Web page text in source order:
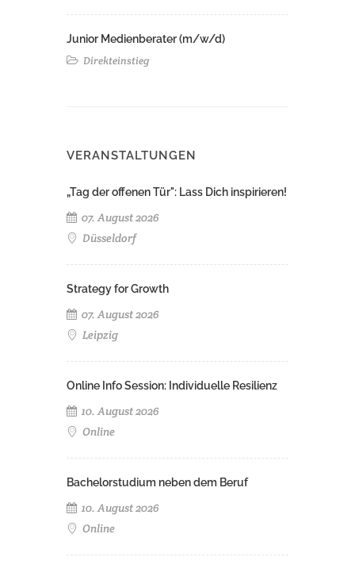
Junior Medienberater (m/w/d)
Direkteinstieg
VERANSTALTUNGEN
„Tag der offenen Tür": Lass Dich inspirieren!
07. August 2026
Düsseldorf
Strategy for Growth
07. August 2026
Leipzig
Online Info Session: Individuelle Resilienz
10. August 2026
Online
Bachelorstudium neben dem Beruf
10. August 2026
Online